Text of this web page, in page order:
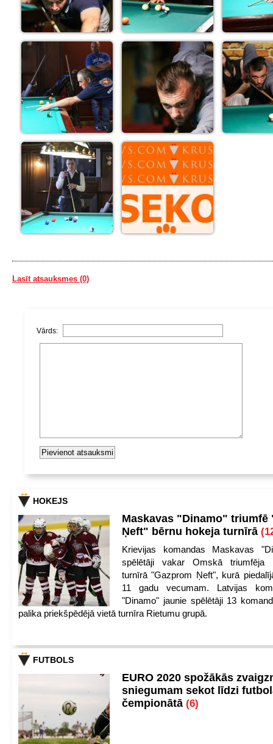
Lasīt atsauksmes (0)
Vārds:
HOKEJS
Maskavas "Dinamo" triumfē
Ņeft" bērnu hokeja turnīrā
Krievijas komandas Maskavas
spēlētāji vakar Omskā triumfēja
turnīrā "Gazprom Ņeft", kurā
11 gadu vecumam. Latvijas
"Dinamo" jaunie spēlētāji 13
palika priekšpēdējā vietā turnīra Rietumu grupā.
FUTBOLS
EURO 2020 spožākās
sniegumam sekot līdzi
čempionātā (6)